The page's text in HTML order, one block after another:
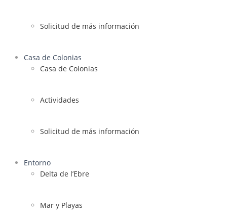
Solicitud de más información
Casa de Colonias
Casa de Colonias
Actividades
Solicitud de más información
Entorno
Delta de l’Ebre
Mar y Playas